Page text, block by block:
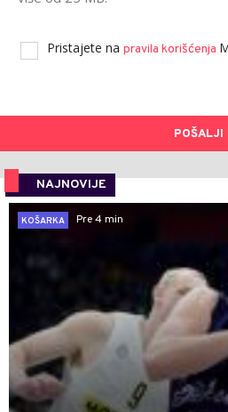
Pristajete na pravila korišćenja
POŠALJI
NAJNOVIJE
KOŠARKA
Pre 4 min